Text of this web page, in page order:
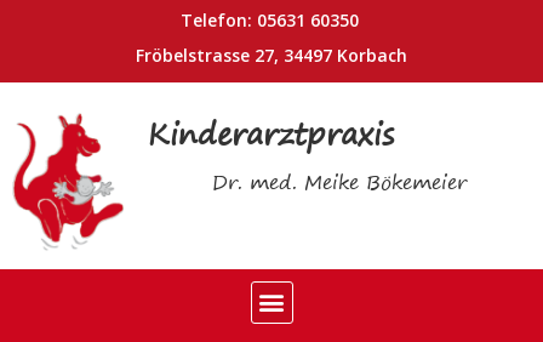
Telefon: 05631 60350
Fröbelstrasse 27, 34497 Korbach
Kinderarztpraxis
Dr. med. Meike Bökemeier